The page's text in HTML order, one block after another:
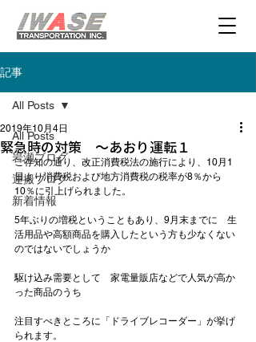
記事
All Posts
岩瀬ブログ
運搬ブログ
新着情報
All Posts
緊急時の対策 ～あおり運転１
2019年10月4日
ご存知の通り、改正消費税法の施行により、10月1
日より消費税および地方消費税の税率が8％から
10％に引上げられました。
5年ぶりの増税ということもあり、9月末までに　生
活用品や高額商品を購入したという方も少なくない
のではないでしょうか
駆け込み需要として　家電量販店などで人気が高か
った商品のうち
注目すべきところに「 ドライブレコーダー 」が挙げ
られます。